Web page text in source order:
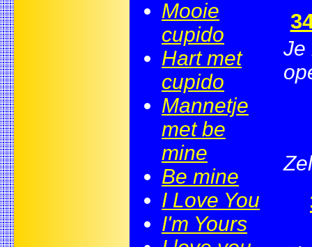
Mooie
cupido
Hart met
cupido
Mannetje
met be
mine
Be mine
I Love You
I'm Yours
Je